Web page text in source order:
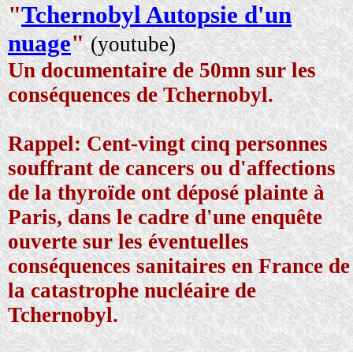
"Tchernobyl Autopsie d'un
nuage"(youtube)
Un documentaire de 50mn sur les
conséquences de Tchernobyl.
Rappel: Cent-vingt cinq personnes
souffrant de cancers ou d'affections
de la thyroïde ont déposé plainte à
Paris, dans le cadre d'une enquête
ouverte sur les éventuelles
conséquences sanitaires en France de
la catastrophe nucléaire de
Tchernobyl.